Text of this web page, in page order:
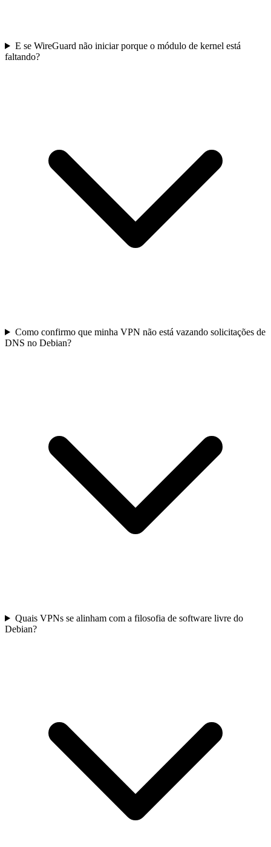
E se WireGuard não iniciar porque o módulo de kernel está
faltando?
Como confirmo que minha VPN não está vazando solicitações de
DNS no Debian?
Quais VPNs se alinham com a filosofia de software livre do
Debian?